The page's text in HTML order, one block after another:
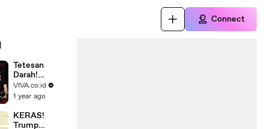
Connect
Tetesan
Darah!
Pengalaman
Mistis Para
Kitab Sijjin
VIVA.co.id
1 year ago
KERAS!
Trump